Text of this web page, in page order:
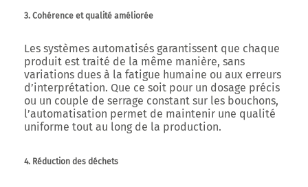
3. Cohérence et qualité améliorée
Les systèmes automatisés garantissent que chaque
produit est traité de la même manière, sans
variations dues à la fatigue humaine ou aux erreurs
d’interprétation. Que ce soit pour un dosage précis
ou un couple de serrage constant sur les bouchons,
l’automatisation permet de maintenir une qualité
uniforme tout au long de la production.
4. Réduction des déchets